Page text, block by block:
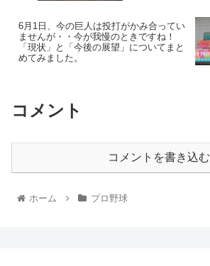
6月1日、今の巨人は投打がかみ合ってい
ませんが・・今が我慢のときですね！
「現状」と「今後の展望」についてまと
めてみました。
コメント
コメントを書き込む
ホーム プロ野球